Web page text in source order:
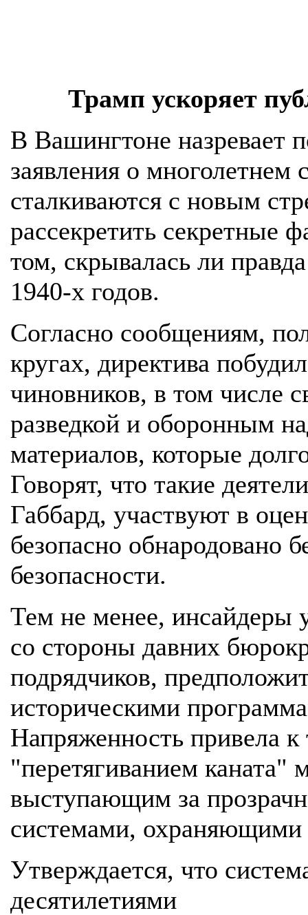
Трамп ускоряет
В Вашингтоне назревает
заявления о
сталкиваются с новым
рассекретить секретные
том, скрывалась ли
1940-х годов.
Согласно сообщениям,
кругах, директива
чиновников, в том числе
разведкой и оборонным
материалов, которые
Говорят, что такие
Габбард, участвуют в
безопасно обнародовано
безопасности.
Тем не менее, инсайдеры
со стороны давних
подрядчиков,
историческими
Напряженность привела
"перетягиванием
выступающим за
системами, охраняющими
Утверждается, что
десятилетиями